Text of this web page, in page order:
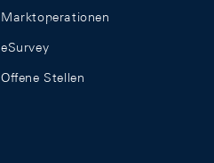
Marktoperationen
eSurvey
Offene Stellen